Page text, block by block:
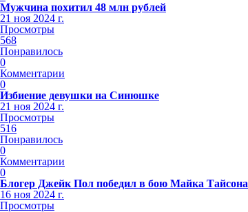
Мужчина похитил 48 млн рублей
21 ноя 2024 г.
Просмотры
568
Понравилось
0
Комментарии
0
Избиение девушки на Синюшке
21 ноя 2024 г.
Просмотры
516
Понравилось
0
Комментарии
0
Блогер Джейк Пол победил в бою Майка Тайсона
16 ноя 2024 г.
Просмотры